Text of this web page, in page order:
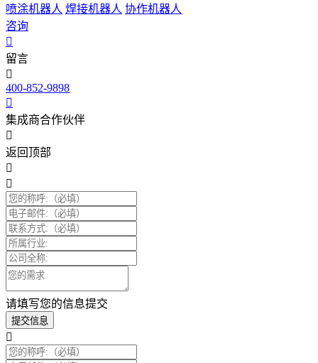
喷涂机器人 焊接机器人 协作机器人
咨询
留言
400-852-9898
集成商合作伙伴
返回顶部
请填写您的信息提交
提交信息